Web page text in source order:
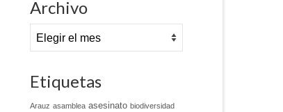
Archivo
Archivo
Etiquetas
Arauz asamblea asesinato biodiversidad